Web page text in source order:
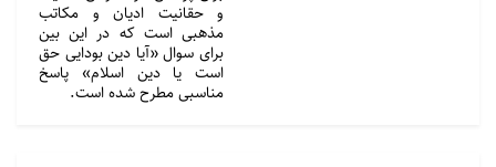
و حقانیت ادیان و مکاتب
مذهبی است که در این بین
برای سوال «آیا دین بودایی حق
است یا دین اسلام» پاسخ
مناسبی مطرح شده است.